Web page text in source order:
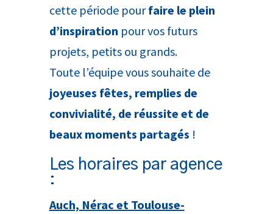
cette période pourfaire le plein
d’inspiration pour vos futurs
projets, petits ou grands.
Toute l’équipe vous souhaite de
joyeuses fêtes, remplies de
convivialité, de réussite et de
beaux moments partagés !
Les horaires par agence
:
Auch, Nérac et Toulouse-